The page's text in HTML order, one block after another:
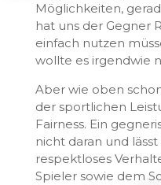
Möglichkeiten,
hat uns der Gegner
einfach nutzen
wollte es irgendwie
Aber wie oben
der sportlichen
Fairness. Ein
nicht daran und
respektloses
Spieler sowie dem